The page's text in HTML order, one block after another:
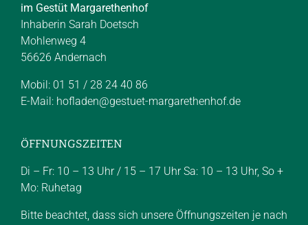
im Gestüt Margarethenhof
Inhaberin Sarah Doetsch
Mohlenweg 4
56626 Andernach
Mobil: 01 51 / 28 24 40 86
E-Mail: hofladen@gestuet-margarethenhof.de
ÖFFNUNGSZEITEN
Di – Fr: 10 – 13 Uhr / 15 – 17 Uhr Sa: 10 – 13 Uhr, So +
Mo: Ruhetag
Bitte beachtet, dass sich unsere Öffnungszeiten je nach